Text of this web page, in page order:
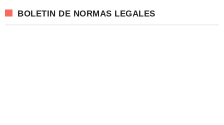
BOLETIN DE NORMAS LEGALES